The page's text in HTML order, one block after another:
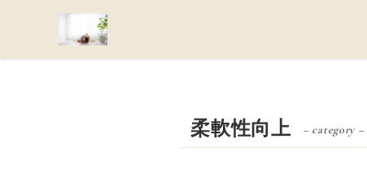
柔軟性向上 – category –